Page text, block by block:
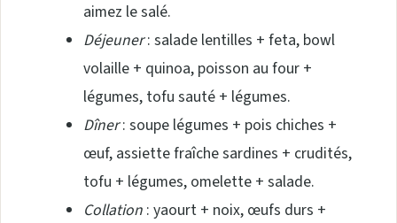
aimez le salé.
Déjeuner: salade lentilles + feta, bowl
volaille + quinoa, poisson au four +
légumes, tofu sauté + légumes.
Dîner: soupe légumes + pois chiches +
œuf, assiette fraîche sardines + crudités,
tofu + légumes, omelette + salade.
Collation: yaourt + noix, œufs durs +